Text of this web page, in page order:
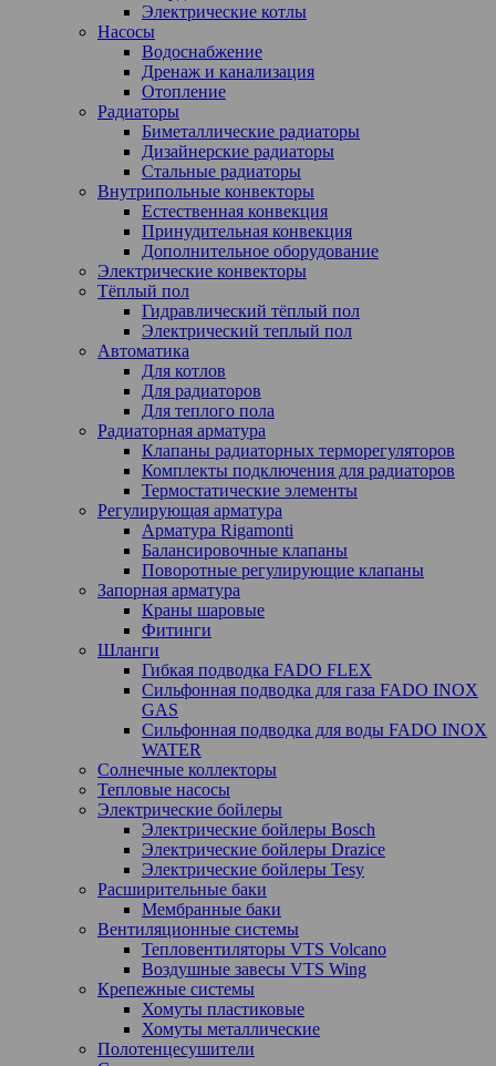
Электрические котлы
Насосы
Водоснабжение
Дренаж и канализация
Отопление
Радиаторы
Биметаллические радиаторы
Дизайнерские радиаторы
Стальные радиаторы
Внутрипольные конвекторы
Естественная конвекция
Принудительная конвекция
Дополнительное оборудование
Электрические конвекторы
Тёплый пол
Гидравлический тёплый пол
Электрический теплый пол
Автоматика
Для котлов
Для радиаторов
Для теплого пола
Радиаторная арматура
Клапаны радиаторных терморегуляторов
Комплекты подключения для радиаторов
Термостатические элементы
Регулирующая арматура
Арматура Rigamonti
Балансировочные клапаны
Поворотные регулирующие клапаны
Запорная арматура
Краны шаровые
Фитинги
Шланги
Гибкая подводка FADO FLEX
Сильфонная подводка для газа FADO INOX
GAS
Сильфонная подводка для воды FADO INOX
WATER
Солнечные коллекторы
Тепловые насосы
Электрические бойлеры
Электрические бойлеры Bosch
Электрические бойлеры Drazice
Электрические бойлеры Tesy
Расширительные баки
Мембранные баки
Вентиляционные системы
Тепловентиляторы VTS Volcano
Воздушные завесы VTS Wing
Крепежные системы
Хомуты пластиковые
Хомуты металлические
Полотенцесушители